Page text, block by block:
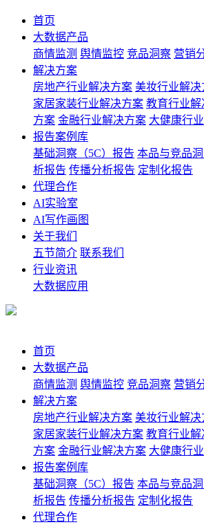
首页
大数据产品
商情监测 舆情监控 竞品洞察 营销
解决方案
房地产行业解决方案 美妆行业解决
家居家装行业解决方案 教育行业解
方案 金融行业解决方案 大健康行
报告案例库
基础洞察（5C）报告 本品与竞品
析报告 传播分析报告 定制化报告
代理合作
AI实验室
AI写作画图
关于我们
五节简介 联系我们
行业资讯
大数据应用
首页
大数据产品
商情监测 舆情监控 竞品洞察 营销
解决方案
房地产行业解决方案 美妆行业解决
家居家装行业解决方案 教育行业解
方案 金融行业解决方案 大健康行
报告案例库
基础洞察（5C）报告 本品与竞品
析报告 传播分析报告 定制化报告
代理合作